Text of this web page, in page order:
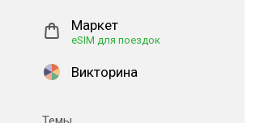
Маркет
eSIM для поездок
Викторина